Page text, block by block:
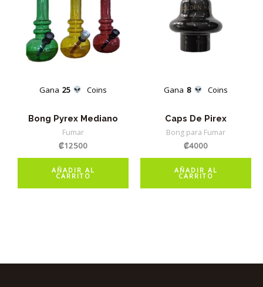
Gana 25 Coins
Bong Pyrex Mediano
Fumar
₡12500
AÑADIR AL
CARRITO
Gana 8 Coins
Caps De Pirex
Bong para Fumar
₡4000
AÑADIR AL
CARRITO